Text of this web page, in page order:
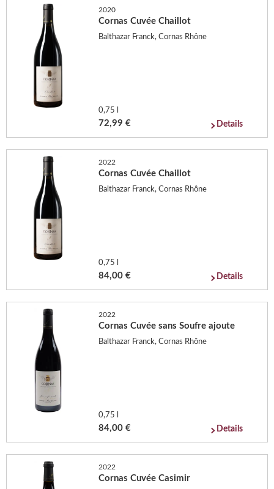
2020
Cornas Cuvée Chaillot
Balthazar Franck, Cornas Rhône
0,75 l
72,99 € Details
2022
Cornas Cuvée Chaillot
Balthazar Franck, Cornas Rhône
0,75 l
84,00 € Details
2022
Cornas Cuvée sans Soufre ajoute
Balthazar Franck, Cornas Rhône
0,75 l
84,00 € Details
2022
Cornas Cuvée Casimir